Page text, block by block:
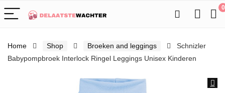
0
Home Shop Broeken and leggings
Schnizler
Babypompbroek Interlock Ringel Leggings Unisex Kinderen